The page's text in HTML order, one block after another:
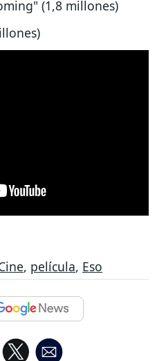
(1,8 millones)
, película, Eso